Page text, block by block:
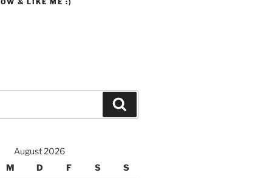
& LIKE ME :)
August 2026
M
D F S S